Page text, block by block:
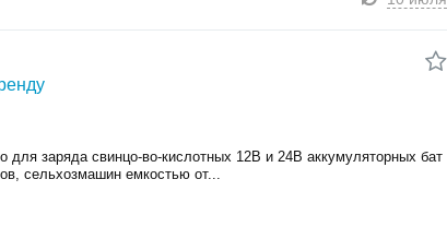
для заряда свинцо-во-кислотных 12В и 24В аккумуляторных бат
сельхозмашин емкостью от...